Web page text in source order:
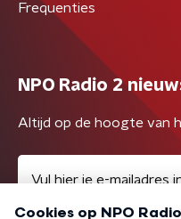
Frequenties
NPO Radio 2
Altijd op de hoogte van